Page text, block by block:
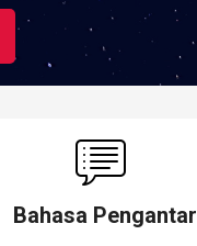
Bahasa Pengantar